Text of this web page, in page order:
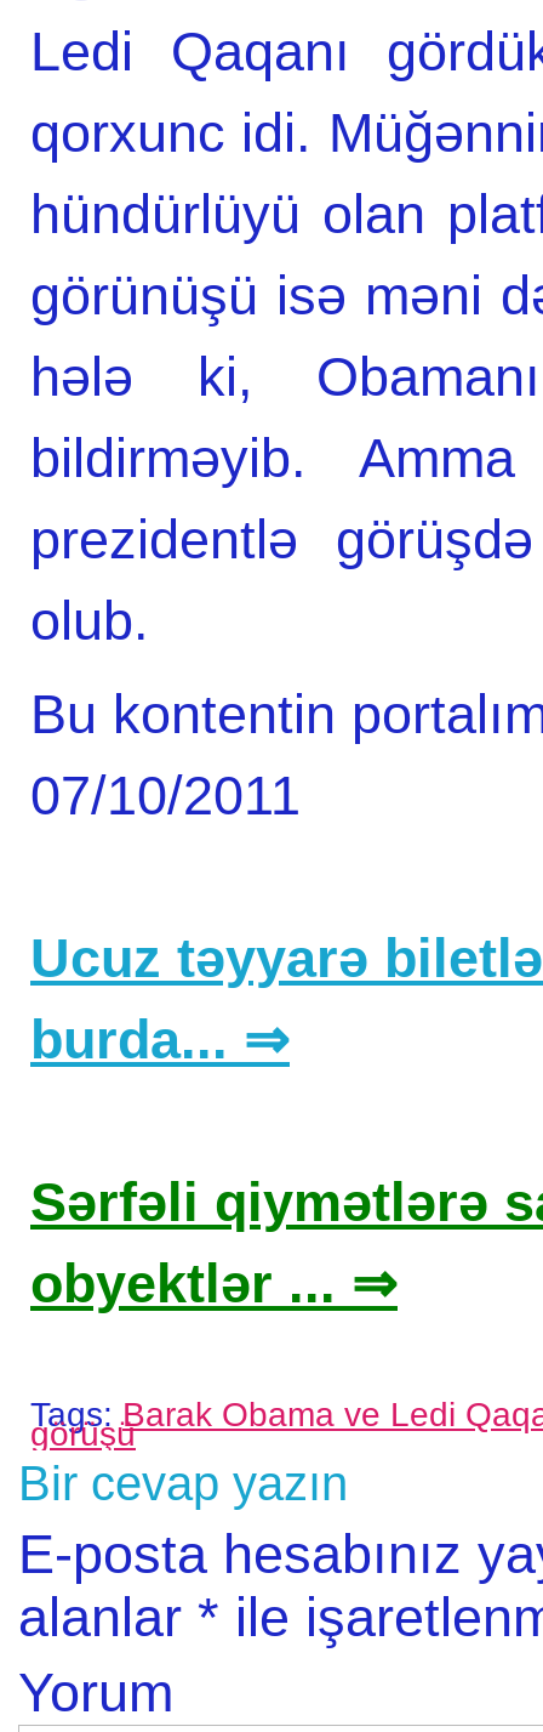
Ledi Qaqanı
qorxunc idi.
hündürlüyü olan
görünüşü isə məni
hələ ki,
bildirməyib.
prezidentlə
olub.
Bu kontentin
07/10/2011
Ucuz təyyarə
burda... ⇒
Sərfəli qiymətlərə
obyektlər ... ⇒
Tags:Barak Obama ve Ledi
görüşü
Bir cevap yazın
E-posta hesabınız
alanlar * ile
Yorum